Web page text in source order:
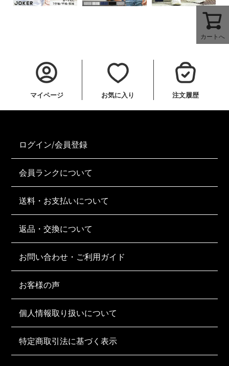
カートへ
マイページ お気に入り 注文履歴
ログイン/会員登録
会員ランクについて
送料・お支払いについて
返品・交換について
お問い合わせ・ご利用ガイド
お客様の声
個人情報取り扱いについて
特定商取引法に基づく表示